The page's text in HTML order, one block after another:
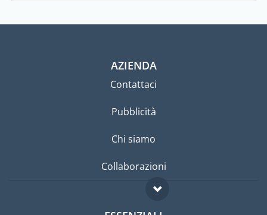
AZIENDA
Contattaci
Pubblicità
Chi siamo
Collaborazioni